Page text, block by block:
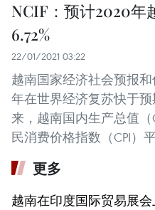
NCIF：预计2020年
6.72%
22/01/2021 03:22
越南国家经济社会预报和
年在世界经济复苏快于
来，越南国内生产总值（
民消费价格指数（CPI）平
更多
越南在印度国际贸易展